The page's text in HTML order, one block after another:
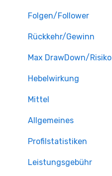
Folgen/Follower
Rückkehr/Gewinn
Max DrawDown/Risiko
Hebelwirkung
Mittel
Allgemeines
Profilstatistiken
Leistungsgebühr